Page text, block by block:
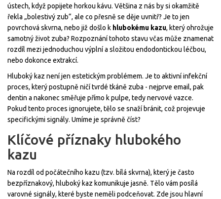
ústech, když popijete horkou kávu. Většina z nás by si okamžitě
řekla „bolestivý zub“, ale co přesně se děje uvnitř? Je to jen
povrchová skvrna, nebo již došlo k hlubokému kazu, který ohrožuje
samotný život zuba? Rozpoznání tohoto stavu včas může znamenat
rozdíl mezi jednoduchou výplní a složitou endodontickou léčbou,
nebo dokonce extrakcí.
Hluboký kaz není jen estetickým problémem. Je to aktivní infekční
proces, který postupně ničí tvrdé tkáně zuba - nejprve email, pak
dentin a nakonec směřuje přímo k pulpe, tedy nervové vazce.
Pokud tento proces ignorujete, tělo se snaží bránit, což projevuje
specifickými signály. Umíme je správně číst?
Klíčové příznaky hlubokého
kazu
Na rozdíl od počátečního kazu (tzv. bílá skvrna), který je často
bezpříznakový, hluboký kaz komunikuje jasně. Tělo vám posílá
varovné signály, které byste neměli podceňovat. Zde jsou hlavní